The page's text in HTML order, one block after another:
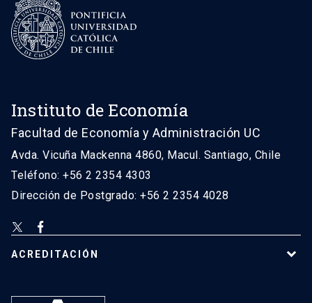
Instituto de Economía
Facultad de Economía y Administración UC
Avda. Vicuña Mackenna 4860, Macul. Santiago, Chile
Teléfono: +56 2 2354 4303
Dirección de Postgrado: +56 2 2354 4028
ACREDITACIÓN